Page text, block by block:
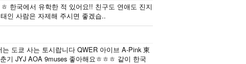
한국에서 유학한 적 있어요!! 친구도 연애도 진지
인 사람은 자제해 주시면 좋겠습..
도쿄 사는 토시랍니다 QWER 아이브 A-Pink 東
기 JYJ AOA 9muses 좋아해요ㅎㅎㅎ 같이 한국